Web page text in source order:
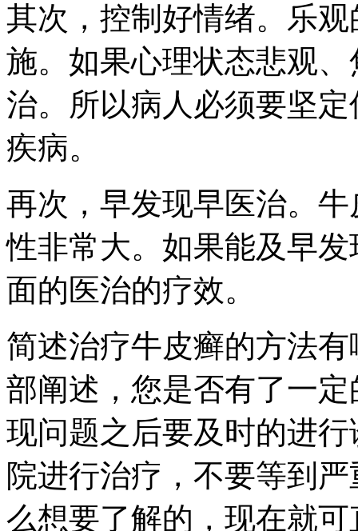
其次，控制好情绪。乐
施。如果心理状态悲观
治。所以病人必须要坚
疾病。
再次，早发现早医治。
性非常大。如果能及早
面的医治的疗效。
简述治疗牛皮癣的方法
部阐述，您是否有了一
现问题之后要及时的进
院进行治疗，不要等到
么想要了解的，现在就